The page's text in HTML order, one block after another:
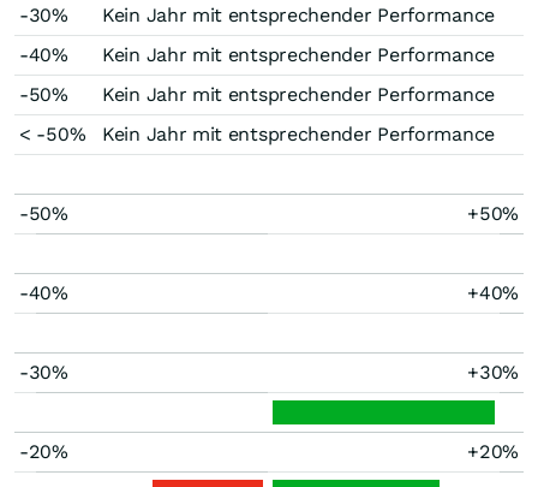
-30%
Kein Jahr mit entsprechender Performance
-40%
Kein Jahr mit entsprechender Performance
-50%
Kein Jahr mit entsprechender Performance
< -50%
Kein Jahr mit entsprechender Performance
-50% +50%
-40% +40%
-30% +30%
-20% +20%